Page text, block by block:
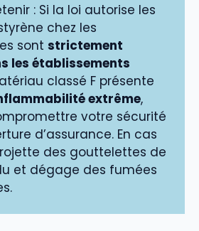
: Si la loi autorise les
chez les
sont strictement
les établissements
classé F présente
extrême,
votre sécurité
d’assurance. En cas
des gouttelettes de
et dégage des fumées